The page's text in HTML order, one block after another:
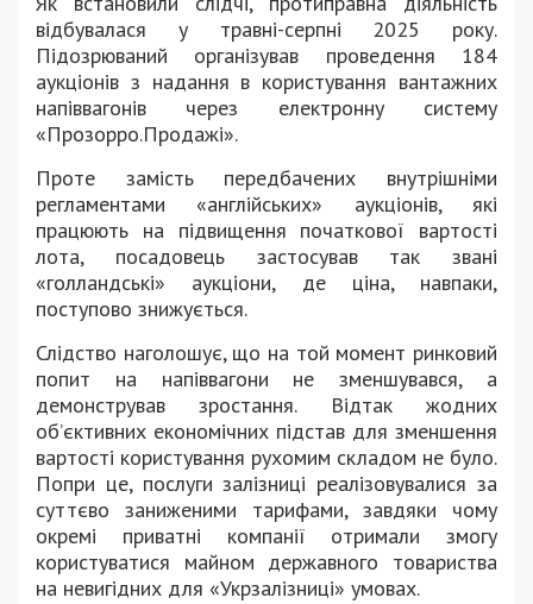
відбувалася у травні-серпні 2025 року.
Підозрюваний організував проведення 184
аукціонів з надання в користування вантажних
напіввагонів через електронну систему
«Прозорро.Продажі».
Проте замість передбачених внутрішніми
регламентами «англійських» аукціонів, які
працюють на підвищення початкової вартості
лота, посадовець застосував так звані
«голландські» аукціони, де ціна, навпаки,
поступово знижується.
Слідство наголошує, що на той момент ринковий
попит на напіввагони не зменшувався, а
демонстрував зростання. Відтак жодних
об’єктивних економічних підстав для зменшення
вартості користування рухомим складом не було.
Попри це, послуги залізниці реалізовувалися за
суттєво заниженими тарифами, завдяки чому
окремі приватні компанії отримали змогу
користуватися майном державного товариства
на невигідних для «Укрзалізниці» умовах.